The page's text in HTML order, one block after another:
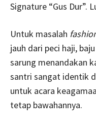
Signature “Gus Dur”.
Untuk masalah
jauh dari peci haji,
sarung menandakan
santri sangat identik
untuk acara
tetap bawahannya.